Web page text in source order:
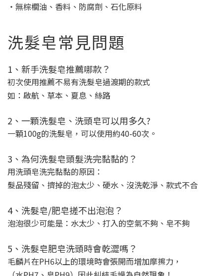
‧無棕櫚油、香料、防腐劑、石化原料
洗髮皂常見問題
1、新手洗髮皂推薦哪款？
初次使用推薦不易有洗髮皂過渡期的款式
如：啟航、草本、夏息、絲路
2、一顆洗髮皂、洗頭皂可以用多久?
一顆100g的洗髮皂，可以使用約40-60次。
3、為何洗髮皂頭髮洗完黏黏的？
用洗頭皂洗完黏黏的原因：
髮品殘留、擠掉的泡太少、硬水、沒洗乾淨、款式不合
4、洗髮皂/肥皂搓不出泡泡？
泡泡很少可能是：水太少、打入的空氣不夠、皂不夠
5、洗髮皂肥皂洗頭時會乾澀嗎？
毛麟片在PH6以上的環境時會張開而增加摩擦力，